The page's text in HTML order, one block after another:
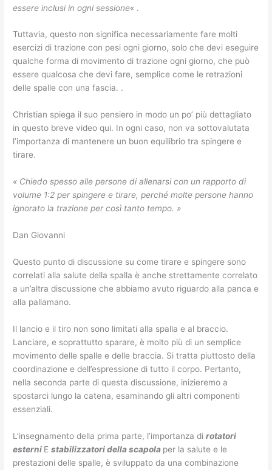
essere inclusi in ogni sessione« .
Tuttavia, questo non significa necessariamente fare molti
esercizi di trazione con pesi ogni giorno, solo che devi eseguire
qualche forma di movimento di trazione ogni giorno, che può
essere qualcosa che devi fare, semplice come le retrazioni
delle spalle con una fascia. .
Christian spiega il suo pensiero in modo un po’ più dettagliato
in questo breve video qui. In ogni caso, non va sottovalutata
l’importanza di mantenere un buon equilibrio tra spingere e
tirare.
« Chiedo spesso alle persone di allenarsi con un rapporto di
volume 1:2 per spingere e tirare, perché molte persone hanno
ignorato la trazione per così tanto tempo. »
Dan Giovanni
Questo punto di discussione su come tirare e spingere sono
correlati alla salute della spalla è anche strettamente correlato
a un’altra discussione che abbiamo avuto riguardo alla panca e
alla pallamano.
Il lancio e il tiro non sono limitati alla spalla e al braccio.
Lanciare, e soprattutto sparare, è molto più di un semplice
movimento delle spalle e delle braccia. Si tratta piuttosto della
coordinazione e dell’espressione di tutto il corpo. Pertanto,
nella seconda parte di questa discussione, inizieremo a
spostarci lungo la catena, esaminando gli altri componenti
essenziali.
L’insegnamento della prima parte, l’importanza dirotatori
esterni Estabilizzatori della scapola per la salute e le
prestazioni delle spalle, è sviluppato da una combinazione